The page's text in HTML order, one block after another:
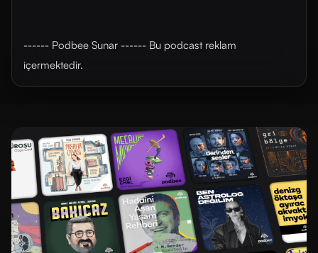
------ Podbee Sunar ------ Bu podcast reklam
içermektedir.